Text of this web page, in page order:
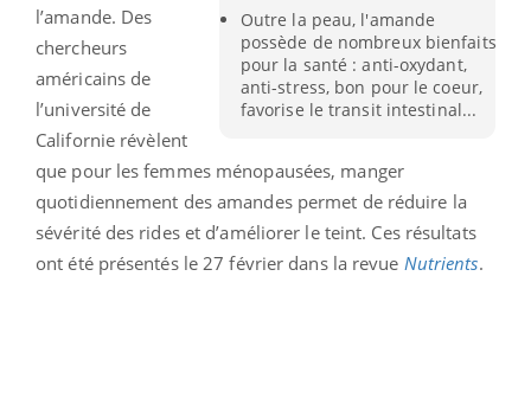
Outre la peau, l'amande
possède de nombreux bienfaits
pour la santé : anti-oxydant,
anti-stress, bon pour le coeur,
favorise le transit intestinal...
l’amande. Des
chercheurs
américains de
l’université de
Californie révèlent
que pour les femmes ménopausées, manger
quotidiennement des amandes permet de réduire la
sévérité des rides et d’améliorer le teint. Ces résultats
ont été présentés le 27 février dans la revue Nutrients.